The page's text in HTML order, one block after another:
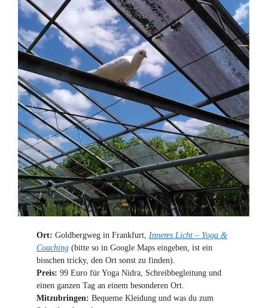
Ort: Goldbergweg in Frankfurt,Inneres Licht – Yoga &
Coaching (bitte so in Google Maps eingeben, ist ein
bisschen tricky, den Ort sonst zu finden).
Preis:99 Euro für Yoga Nidra, Schreibbegleitung und
einen ganzen Tag an einem besonderen Ort.
Mitzubringen:Bequeme Kleidung und was du zum